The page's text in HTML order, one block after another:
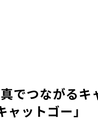
でつながるキ
ャットゴー」